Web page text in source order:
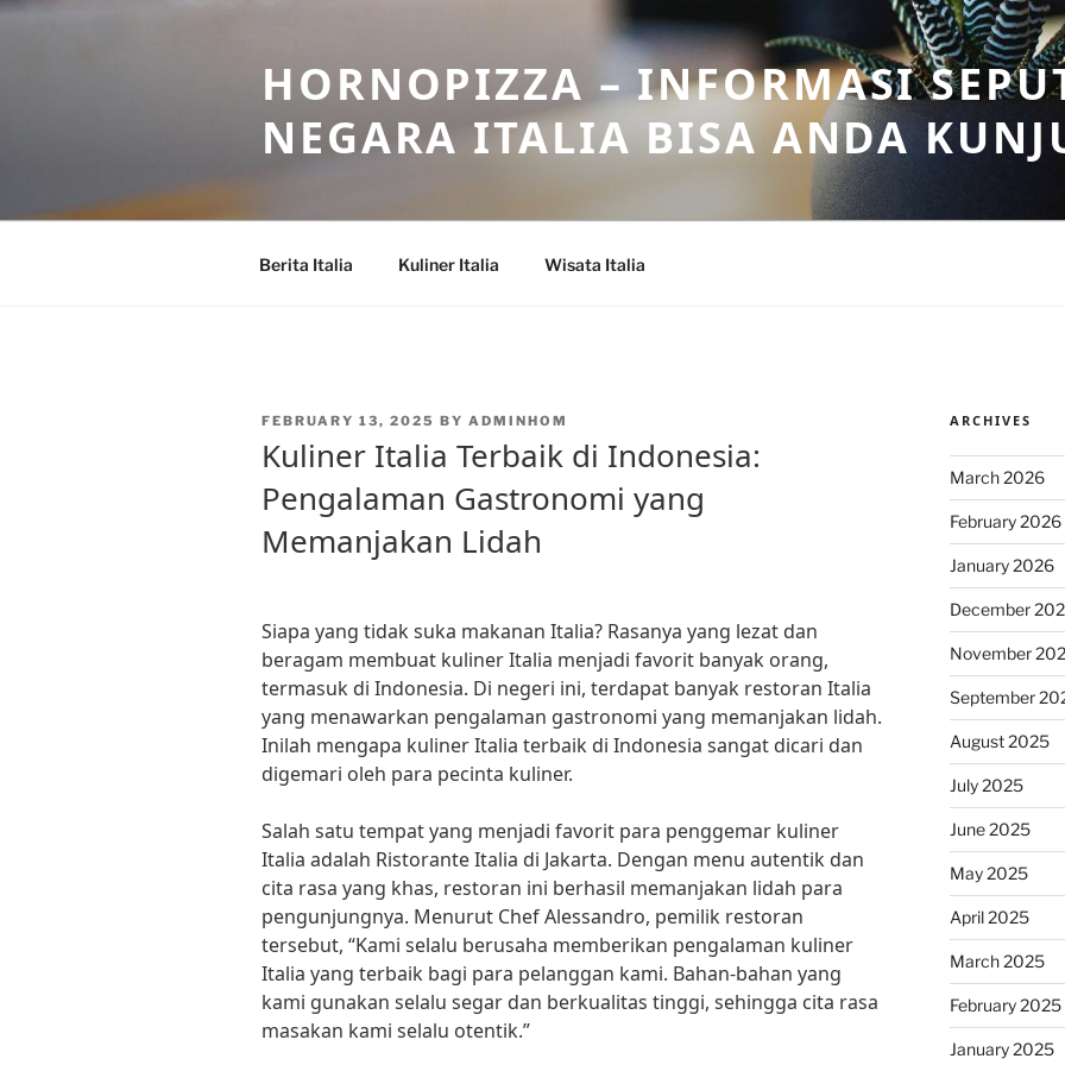
Skip
HORNOPIZZA – INFORMASI
NEGARA ITALIA BISA ANDA
Berita Italia Kuliner Italia Wisata Italia
POSTED
FEBRUARY 13, 2025 BY ADMINHOM
Kuliner Italia Terbaik di Indonesia:
Pengalaman Gastronomi yang
Memanjakan Lidah
Siapa yang tidak suka makanan Italia? Rasanya yang lezat dan
beragam membuat kuliner Italia menjadi favorit banyak orang,
termasuk di Indonesia. Di negeri ini, terdapat banyak restoran Italia
yang menawarkan pengalaman gastronomi yang memanjakan lidah.
Inilah mengapa kuliner Italia terbaik di Indonesia sangat dicari dan
digemari oleh para pecinta kuliner.
Salah satu tempat yang menjadi favorit para penggemar kuliner
Italia adalah Ristorante Italia di Jakarta. Dengan menu autentik dan
cita rasa yang khas, restoran ini berhasil memanjakan lidah para
pengunjungnya. Menurut Chef Alessandro, pemilik restoran
tersebut, “Kami selalu berusaha memberikan pengalaman kuliner
Italia yang terbaik bagi para pelanggan kami. Bahan-bahan yang
kami gunakan selalu segar dan berkualitas tinggi, sehingga cita rasa
masakan kami selalu otentik.”
ARCHIVES
March 2026
February 2026
January 2026
December
November
September
August 2025
July 2025
June 2025
May 2025
April 2025
March 2025
February 2025
January 2025